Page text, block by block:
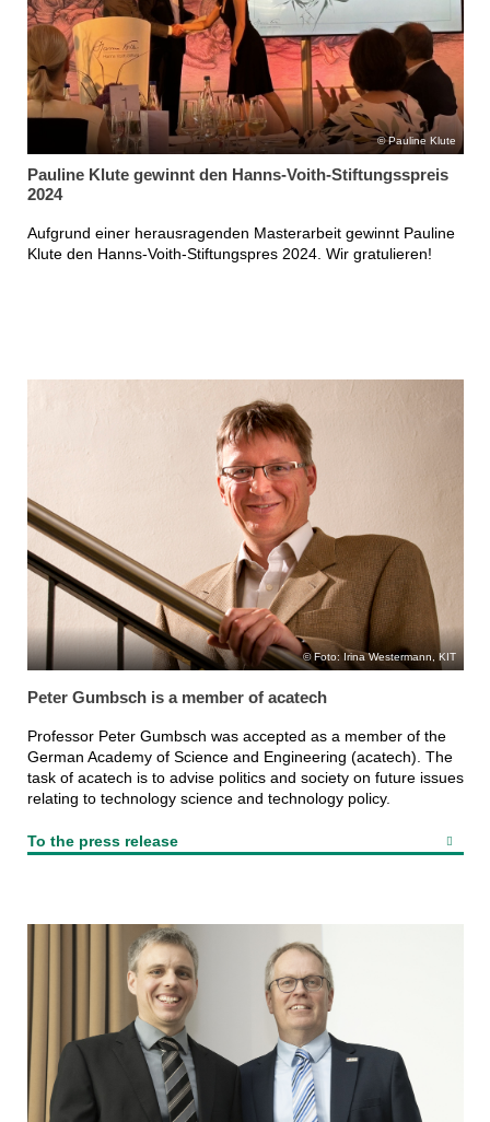
Pauline Klute
Pauline Klute gewinnt den Hanns-Voith-Stiftungsspreis
2024
Aufgrund einer herausragenden Masterarbeit gewinnt Pauline
Klute den Hanns-Voith-Stiftungspres 2024. Wir gratulieren!
Foto: Irina Westermann, KIT
Peter Gumbsch is a member of acatech
Professor Peter Gumbsch was accepted as a member of the
German Academy of Science and Engineering (acatech). The
task of acatech is to advise politics and society on future issues
relating to technology science and technology policy.
To the press release